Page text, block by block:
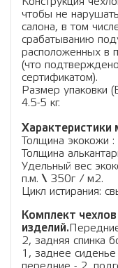
чтобы не
салона, в том
срабатыванию
расположенных в
(что
сертификатом).
Размер
4.5-5 кг.
Характеристики
Толщина экокожи
Толщина
Удельный вес
п.м. \350г / м2.
Цикл истирания:
Комплект
изделий.
2, задняя спинка
1, заднее